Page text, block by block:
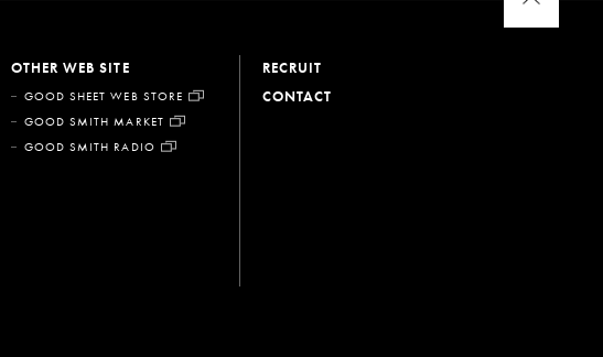
OTHER WEB SITE
GOOD SHEET WEB STORE
GOOD SMITH MARKET
GOOD SMITH RADIO
RECRUIT
CONTACT